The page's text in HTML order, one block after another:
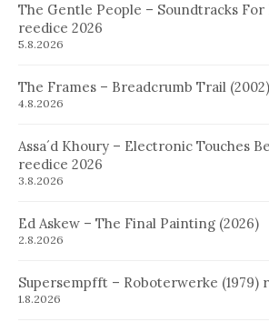
The Gentle People – Soundtracks For
reedice 2026
5.8.2026
The Frames – Breadcrumb Trail (2002)
4.8.2026
Assa´d Khoury – Electronic Touches
reedice 2026
3.8.2026
Ed Askew – The Final Painting (2026)
2.8.2026
Supersempfft – Roboterwerke (1979)
1.8.2026